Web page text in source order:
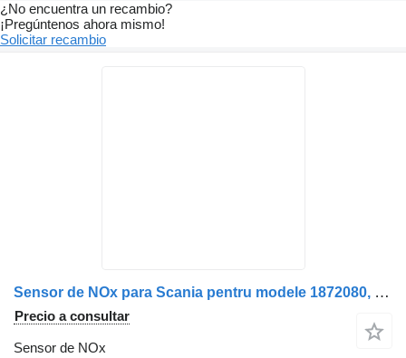
¿No encuentra un recambio?
¡Pregúntenos ahora mismo!
Solicitar recambio
Sensor de NOx para Scania pentru modele 1872080, 1908536, 2020691, 2247379, 2296799, 1732461, 1782596 camión
Precio a consultar
Sensor de NOx